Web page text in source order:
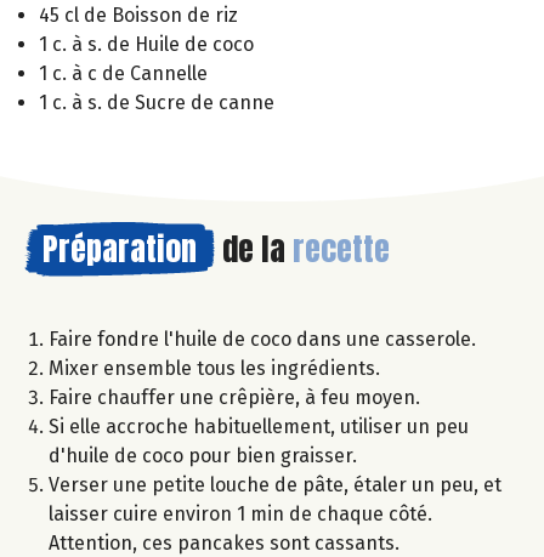
45 cl de Boisson de riz
1 c. à s. de Huile de coco
1 c. à c de Cannelle
1 c. à s. de Sucre de canne
Préparation de la recette
Faire fondre l'huile de coco dans une casserole.
Mixer ensemble tous les ingrédients.
Faire chauffer une crêpière, à feu moyen.
Si elle accroche habituellement, utiliser un peu
d'huile de coco pour bien graisser.
Verser une petite louche de pâte, étaler un peu, et
laisser cuire environ 1 min de chaque côté.
Attention, ces pancakes sont cassants.